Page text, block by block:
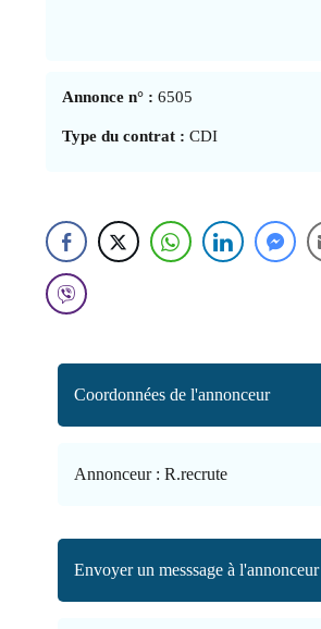
Annonce n° :6505
Type du contrat : CDI
Coordonnées de l'annonceur
Annonceur : R.recrute
Envoyer un messsage à l'annonceur